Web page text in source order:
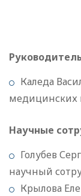
Каледа
медицинских
Научные
Голубев
научный
Крылова